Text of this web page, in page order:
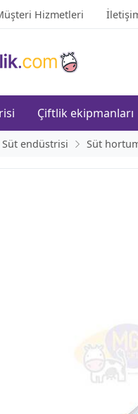
Hizmetleri
Çiftlik ekipmanları
Süt endüstrisi Süt